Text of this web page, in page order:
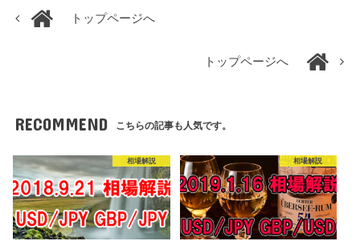
トップページへ
トップページへ
RECOMMEND こちらの記事も人気です。
相場解説 相場解説